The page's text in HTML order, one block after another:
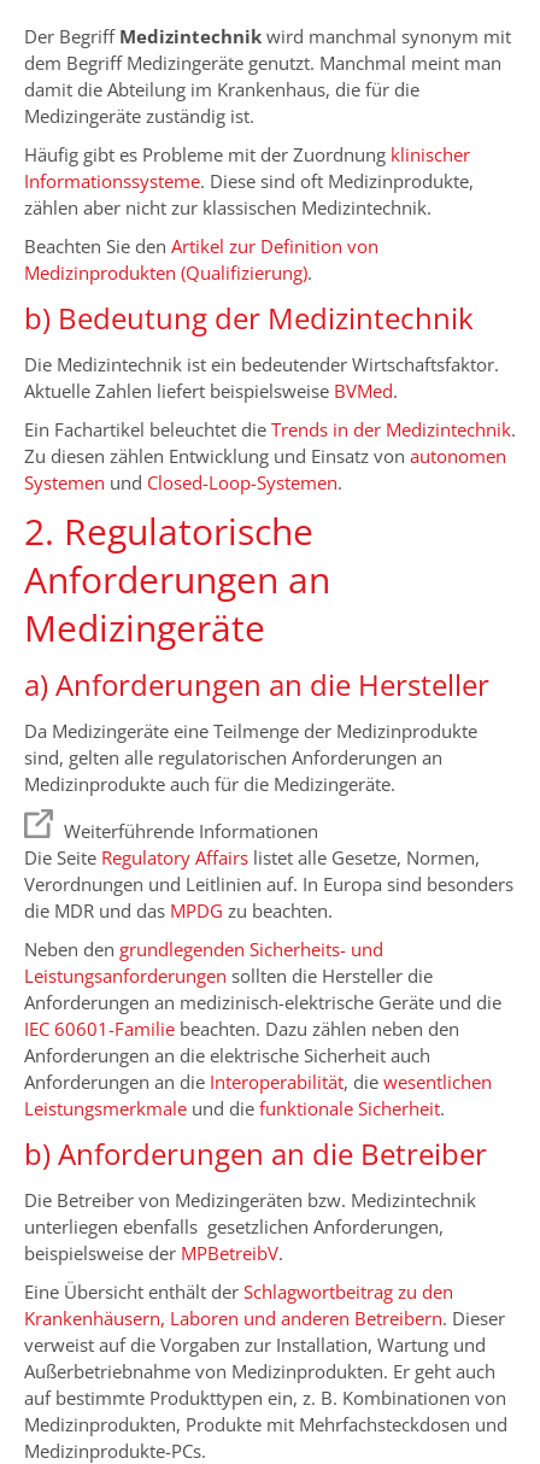
Der Begriff Medizintechnik wird manchmal synonym mit
dem Begriff Medizingeräte genutzt. Manchmal meint man
damit die Abteilung im Krankenhaus, die für die
Medizingeräte zuständig ist.
Häufig gibt es Probleme mit der Zuordnung klinischer
Informationssysteme. Diese sind oft Medizinprodukte,
zählen aber nicht zur klassischen Medizintechnik.
Beachten Sie den Artikel zur Definition von
Medizinprodukten (Qualifizierung).
b) Bedeutung der Medizintechnik
Die Medizintechnik ist ein bedeutender Wirtschaftsfaktor.
Aktuelle Zahlen liefert beispielsweise BVMed.
Ein Fachartikel beleuchtet die Trends in der Medizintechnik.
Zu diesen zählen Entwicklung und Einsatz von autonomen
Systemen und Closed-Loop-Systemen.
2. Regulatorische
Anforderungen an
Medizingeräte
a) Anforderungen an die Hersteller
Da Medizingeräte eine Teilmenge der Medizinprodukte
sind, gelten alle regulatorischen Anforderungen an
Medizinprodukte auch für die Medizingeräte.
Weiterführende Informationen
Die Seite Regulatory Affairs listet alle Gesetze, Normen,
Verordnungen und Leitlinien auf. In Europa sind besonders
die MDR und das MPDG zu beachten.
Neben den grundlegenden Sicherheits- und
Leistungsanforderungen sollten die Hersteller die
Anforderungen an medizinisch-elektrische Geräte und die
IEC 60601-Familie beachten. Dazu zählen neben den
Anforderungen an die elektrische Sicherheit auch
Anforderungen an die Interoperabilität, die wesentlichen
Leistungsmerkmale und die funktionale Sicherheit.
b) Anforderungen an die Betreiber
Die Betreiber von Medizingeräten bzw. Medizintechnik
unterliegen ebenfalls gesetzlichen Anforderungen,
beispielsweise der MPBetreibV.
Eine Übersicht enthält der Schlagwortbeitrag zu den
Krankenhäusern, Laboren und anderen Betreibern. Dieser
verweist auf die Vorgaben zur Installation, Wartung und
Außerbetriebnahme von Medizinprodukten. Er geht auch
auf bestimmte Produkttypen ein, z. B. Kombinationen von
Medizinprodukten, Produkte mit Mehrfachsteckdosen und
Medizinprodukte-PCs.